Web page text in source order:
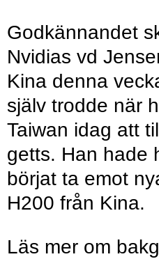
Godkännandet
Nvidias vd
Kina denna
själv trodde när
Taiwan idag att
getts. Han hade
börjat ta emot
H200 från Kina.
Läs mer om